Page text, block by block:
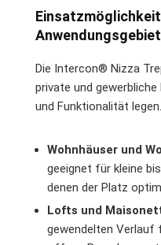
Die Intercon® Nizza
private und
und Funktionalität legen.
Wohnhäuser und
geeignet für kleine
denen der Platz
Lofts und
gewendelten Verlauf